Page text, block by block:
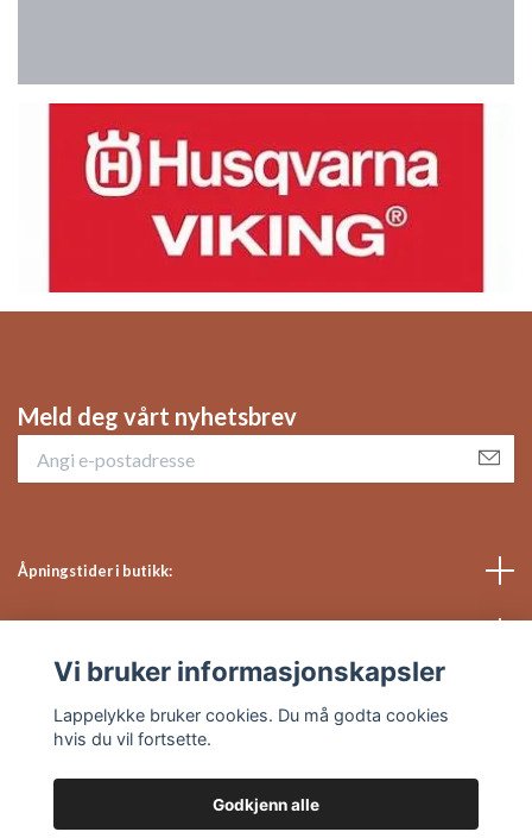
Meld deg vårt nyhetsbrev
Åpningstider i butikk:
Vi bruker informasjonskapsler
Lappelykke bruker cookies. Du må godta cookies
hvis du vil fortsette.
Godkjenn alle